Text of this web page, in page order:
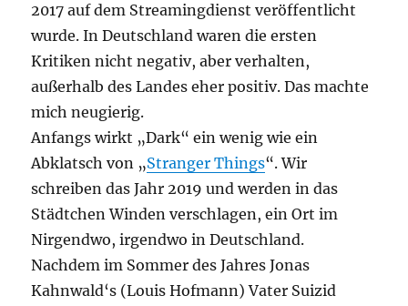
2017 auf dem Streamingdienst veröffentlicht
wurde. In Deutschland waren die ersten
Kritiken nicht negativ, aber verhalten,
außerhalb des Landes eher positiv. Das machte
mich neugierig.
Anfangs wirkt „Dark“ ein wenig wie ein
Abklatsch von „Stranger Things“. Wir
schreiben das Jahr 2019 und werden in das
Städtchen Winden verschlagen, ein Ort im
Nirgendwo, irgendwo in Deutschland.
Nachdem im Sommer des Jahres Jonas
Kahnwald‘s (Louis Hofmann) Vater Suizid